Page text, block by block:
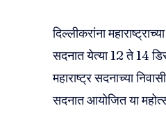
दिल्लीकरांना
सदनात येत्या 12 ते 14
महाराष्ट्र सदनाच्या
सदनात आयोजित या